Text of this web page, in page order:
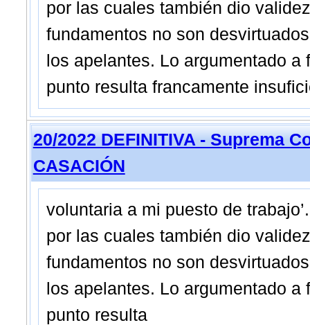
por las cuales también dio
fundamentos no son
los apelantes. Lo argumentado
punto resulta francamente
20/2022 DEFINITIVA - Suprema
CASACIÓN
voluntaria a mi puesto de
por las cuales también dio
fundamentos no son
los apelantes. Lo argumentado
punto resulta